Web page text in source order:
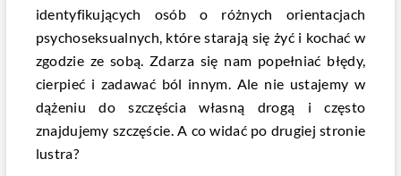
identyfikujących osób o różnych orientacjach
psychoseksualnych, które starają się żyć i kochać w
zgodzie ze sobą. Zdarza się nam popełniać błędy,
cierpieć i zadawać ból innym. Ale nie ustajemy w
dążeniu do szczęścia własną drogą i często
znajdujemy szczęście. A co widać po drugiej stronie
lustra?